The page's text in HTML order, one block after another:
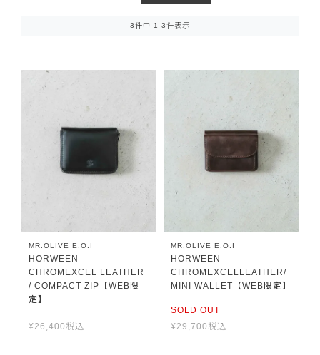
3件中 1 -3件表示
MR.OLIVE E.O.I
HORWEEN
CHROMEXCEL LEATHER
/ COMPACT ZIP【WEB限
定】
¥26,400 税込
MR.OLIVE E.O.I
HORWEEN
CHROMEXCELLEATHER/
MINI WALLET【WEB限定】
SOLD OUT
¥29,700 税込